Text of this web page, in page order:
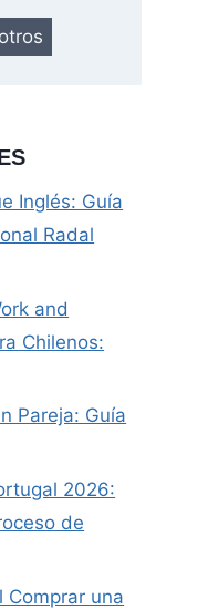
Inglés: Guía
Radal
and
Chilenos:
Pareja: Guía
2026:
de
Comprar una